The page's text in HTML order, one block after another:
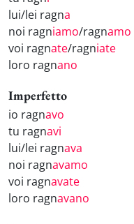
lui/lei ragna
noi ragniamo/ragnamo
voi ragnate/ragniate
loro ragnano
Imperfetto
io ragnavo
tu ragnavi
lui/lei ragnava
noi ragnavamo
voi ragnavate
loro ragnavano